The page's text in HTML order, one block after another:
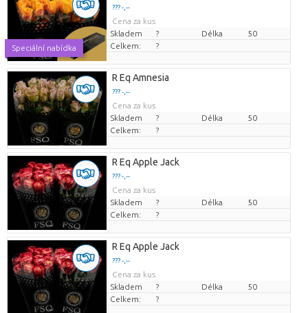
Speciální nabídka
??? -,--
Cena za kus
Skladem
? Délka
50
Celkem:
?
R Eq Amnesia
??? -,--
Cena za kus
Skladem
? Délka
50
Celkem:
?
R Eq Apple Jack
??? -,--
Cena za kus
Skladem
? Délka
50
Celkem:
?
R Eq Apple Jack
??? -,--
Cena za kus
Skladem
? Délka
50
Celkem:
?